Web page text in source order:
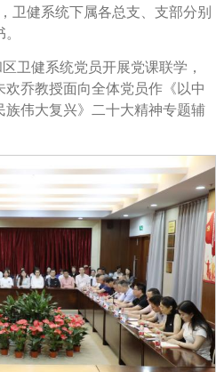
卫健系统下属各总支、支部分别
卫健系统党员开展党课联学，
乔教授面向全体党员作《以中
族伟大复兴》二十大精神专题辅